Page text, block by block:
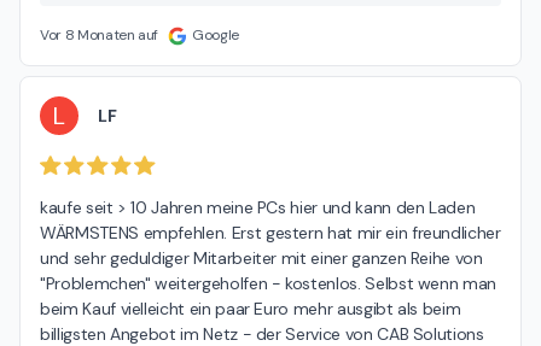
rundum gut informiert sind. Schön zu hören, dass Sie uns
Vor 8 Monaten auf Google
L LF
kaufe seit > 10 Jahren meine PCs hier und kann den Laden
WÄRMSTENS empfehlen. Erst gestern hat mir ein freundlicher
und sehr geduldiger Mitarbeiter mit einer ganzen Reihe von
"Problemchen" weitergeholfen - kostenlos. Selbst wenn man
beim Kauf vielleicht ein paar Euro mehr ausgibt als beim
billigsten Angebot im Netz - der Service von CAB Solutions